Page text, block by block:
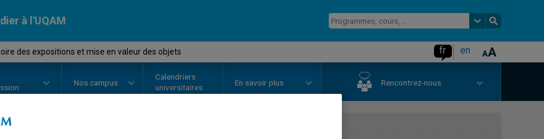
à l'UQAM
des expositions et mise en valeur des objets fr en
Nos campus
Calendriers
universitaires
En savoir plus Rencontrez-nous